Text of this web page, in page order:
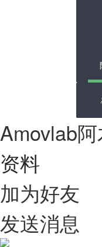
Amovlab
资料
加为好友
发送消息